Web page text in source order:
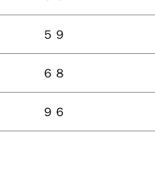
５９
６８
９６